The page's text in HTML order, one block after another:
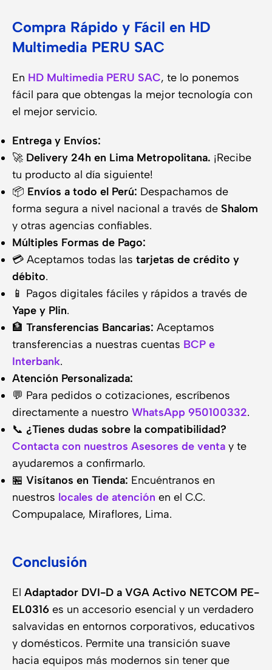
Compra Rápido y Fácil en HD
Multimedia PERU SAC
En HD Multimedia PERU SAC, te lo ponemos
fácil para que obtengas la mejor tecnología con
el mejor servicio.
Entrega y Envíos:
🚀 Delivery 24h en Lima Metropolitana. ¡Recibe
tu producto al día siguiente!
📦 Envíos a todo el Perú: Despachamos de
forma segura a nivel nacional a través de Shalom
y otras agencias confiables.
Múltiples Formas de Pago:
💳 Aceptamos todas las tarjetas de crédito y
débito.
📱 Pagos digitales fáciles y rápidos a través de
Yape y Plin.
🏦 Transferencias Bancarias: Aceptamos
transferencias a nuestras cuentas BCP e
Interbank.
Atención Personalizada:
💬 Para pedidos o cotizaciones, escríbenos
directamente a nuestro WhatsApp 950100332.
📞 ¿Tienes dudas sobre la compatibilidad?
Contacta con nuestros Asesores de venta y te
ayudaremos a confirmarlo.
🏪 Visítanos en Tienda: Encuéntranos en
nuestros locales de atención en el C.C.
Compupalace, Miraflores, Lima.
Conclusión
El Adaptador DVI-D a VGA Activo NETCOM PE-
EL0316 es un accesorio esencial y un verdadero
salvavidas en entornos corporativos, educativos
y domésticos. Permite una transición suave
hacia equipos más modernos sin tener que